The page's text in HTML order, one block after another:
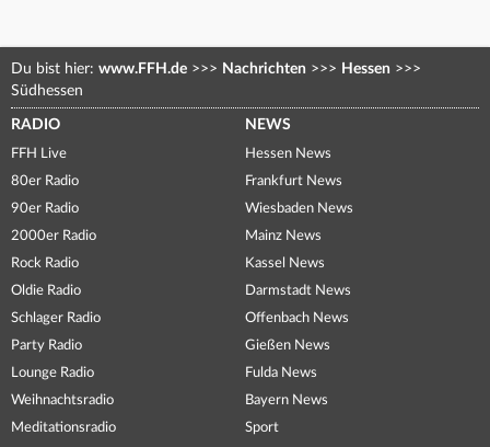
Du bist hier: www.FFH.de >>> Nachrichten >>> Hessen >>>
Südhessen
RADIO
FFH Live
80er Radio
90er Radio
2000er Radio
Rock Radio
Oldie Radio
Schlager Radio
Party Radio
Lounge Radio
Weihnachtsradio
Meditationsradio
NEWS
Hessen News
Frankfurt News
Wiesbaden News
Mainz News
Kassel News
Darmstadt News
Offenbach News
Gießen News
Fulda News
Bayern News
Sport